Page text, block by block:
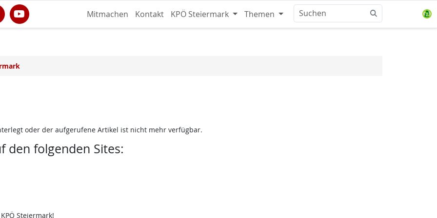
Mitmachen Kontakt KPÖ Steiermark Themen
oder der aufgerufene Artikel ist nicht mehr verfügbar.
den folgenden Sites:
Steiermark!